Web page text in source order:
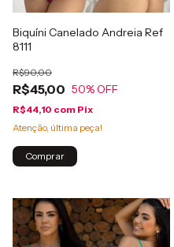
Biquíni Canelado Andreia Ref
8111
R$45,00
R$90,00
50% OFF
R$44,10 com Pix
Atenção, última peça!
Comprar